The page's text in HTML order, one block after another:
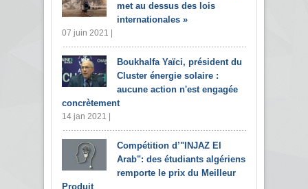
met au dessus des lois
internationales »
07 juin 2021 |
Boukhalfa Yaïci, président du
Cluster énergie solaire :
aucune action n'est engagée
concrètement
14 jan 2021 |
Compétition d’"INJAZ El
Arab": des étudiants algériens
remporte le prix du Meilleur
Produit